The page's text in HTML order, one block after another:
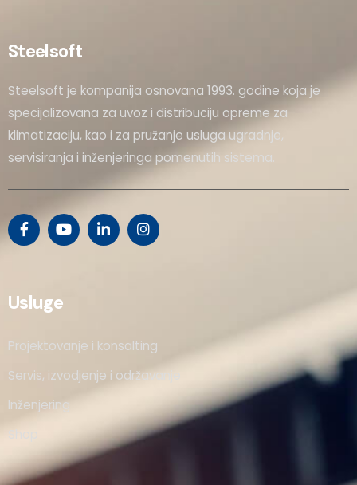
Steelsoft
Steelsoft je kompanija osnovana 1993. godine koja je
specijalizovana za uvoz i distribuciju opreme za
klimatizaciju, kao i za pružanje usluga ugradnje,
servisiranja i inženjeringa pomenutih sistema.
Usluge
Projektovanje i konsalting
Servis, izvodjenje i održavanje
Inženjering
Shop